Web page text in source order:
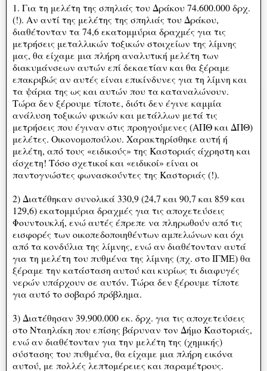
1. Για τη μελέτη της σπηλιάς του Δράκου 74.600.000 δρχ.
(!). Αν αντί της μελέτης της σπηλιάς του Δράκου,
διαθέτονταν τα 74,6 εκατομμύρια δραχμές για τις
μετρήσεις μεταλλικών τοξικών στοιχείων της λίμνης
μας, θα είχαμε μια πλήρη αναλυτική μελέτη των
διακυμάνσεων αυτών επί δεκαετίαν και θα ξέραμε
επακριβώς αν αυτές είναι επικίνδυνες για τη λίμνη και
τα ψάρια της ως και αυτών που τα καταναλώνουν.
Τώρα δεν ξέρουμε τίποτε, διότι δεν έγινε καμμία
ανάλυση τοξικών φυκών και μετάλλων μετά τις
μετρήσεις που έγιναν στις προηγούμενες (ΑΠΘ και ΔΠΘ)
μελέτες. Οικονομοπούλου. Χαρακτηρίσθηκε αυτή ή
μελέτη, από τους «ειδικούς» της Καστοριάς άχρηστη και
άσχετη! Τόσο σχετικοί και «ειδικοί» είναι οι
παντογνώστες φωνασκούντες της Καστοριάς (!).
2) Διατέθηκαν συνολικά 330,9 (24,7 και 90,7 και 859 και
129,6) εκατομμύρια δραχμές για τις αποχετεύσεις
Φουντουκλή, ενώ αυτές έπρεπε να πληρωθούν από τις
εισφορές των οικοπεδοποιηθέντων αμπελώνων και όχι
από τα κονδύλια της λίμνης, ενώ αν διαθέτονταν αυτά
για τη μελέτη του πυθμένα της λίμνης (πχ. στο ΙΓΜΕ) θα
ξέραμε την κατάσταση αυτού και κυρίως τι διαφυγές
νερών υπάρχουν σε αυτόν. Τώρα δεν ξέρουμε τίποτε
για αυτό το σοβαρό πρόβλημα.
3) Διατέθησαν 39.900.000 εκ. δρχ. για τις αποχετεύσεις
στο Νταηλάκη που επίσης βάρυναν τον Δήμο Καστοριάς,
ενώ αν διαθέτονταν για την μελέτη της (χημικής)
σύστασης του πυθμένα, θα είχαμε μια πλήρη εικόνα
αυτού, με πολλές λεπτομέρειες και παραμέτρους.